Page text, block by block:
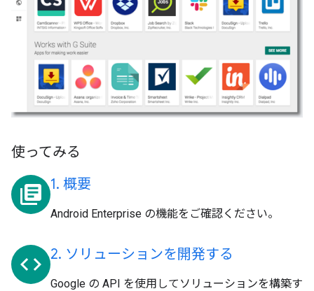
使ってみる
library_books 1. 概要
Android Enterprise の機能をご確認ください。
code 2. ソリューションを開発する
Google の API を使用してソリューションを構築す